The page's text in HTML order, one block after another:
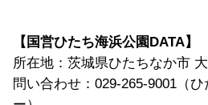
【国営ひたち海浜公園DATA】
所在地：茨城県ひたちなか市
問い合わせ：029-265-9001（